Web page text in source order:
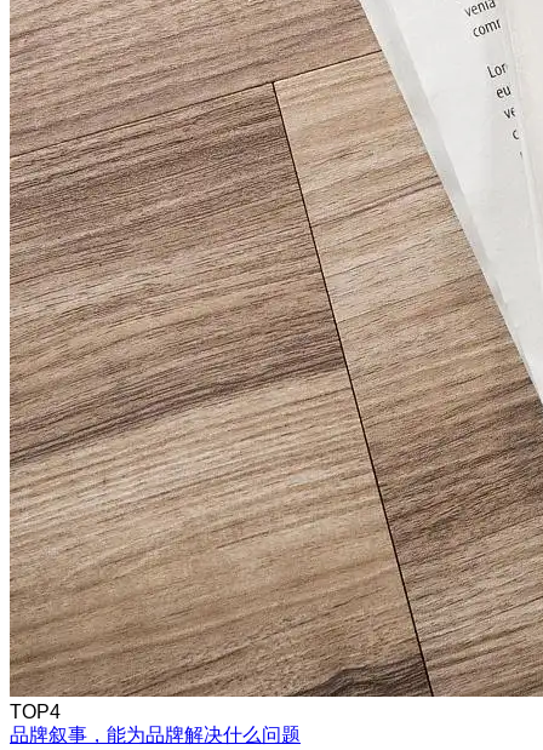
TOP4
品牌叙事，能为品牌解决什么问题